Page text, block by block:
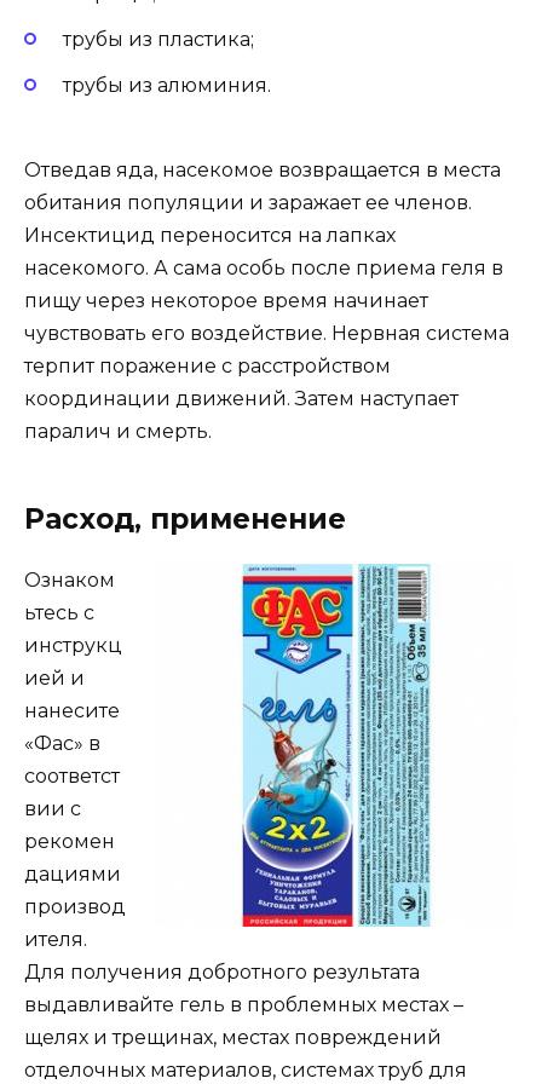
трубы из пластика;
трубы из алюминия.
Отведав яда, насекомое возвращается в места
обитания популяции и заражает ее членов.
Инсектицид переносится на лапках
насекомого. А сама особь после приема геля в
пищу через некоторое время начинает
чувствовать его воздействие. Нервная система
терпит поражение с расстройством
координации движений. Затем наступает
паралич и смерть.
Расход, применение
Ознаком
ьтесь с
инструкц
ией и
нанесите
«Фас» в
соответст
вии с
рекомен
дациями
производ
ителя.
Для получения добротного результата
выдавливайте гель в проблемных местах –
щелях и трещинах, местах повреждений
отделочных материалов, системах труб для